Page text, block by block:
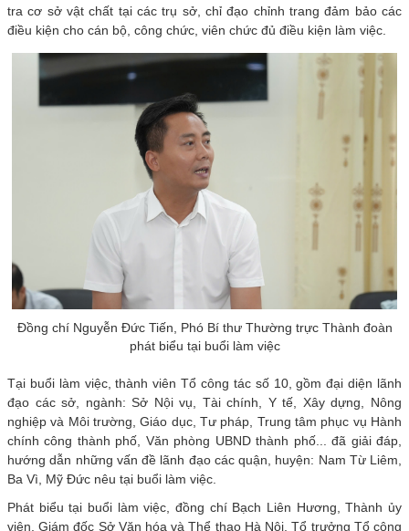
tra cơ sở vật chất tại các trụ sở, chỉ đạo chỉnh trang đảm bảo các
điều kiện cho cán bộ, công chức, viên chức đủ điều kiện làm việc.
Đồng chí Nguyễn Đức Tiến, Phó Bí thư Thường trực Thành đoàn
phát biểu tại buổi làm việc
Tại buổi làm việc, thành viên Tổ công tác số 10, gồm đại diện lãnh
đạo các sở, ngành: Sở Nội vụ, Tài chính, Y tế, Xây dựng, Nông
nghiệp và Môi trường, Giáo dục, Tư pháp, Trung tâm phục vụ Hành
chính công thành phố, Văn phòng UBND thành phố... đã giải đáp,
hướng dẫn những vấn đề lãnh đạo các quận, huyện: Nam Từ Liêm,
Ba Vì, Mỹ Đức nêu tại buổi làm việc.
Phát biểu tại buổi làm việc, đồng chí Bạch Liên Hương, Thành ủy
viên, Giám đốc Sở Văn hóa và Thể thao Hà Nội, Tổ trưởng Tổ công